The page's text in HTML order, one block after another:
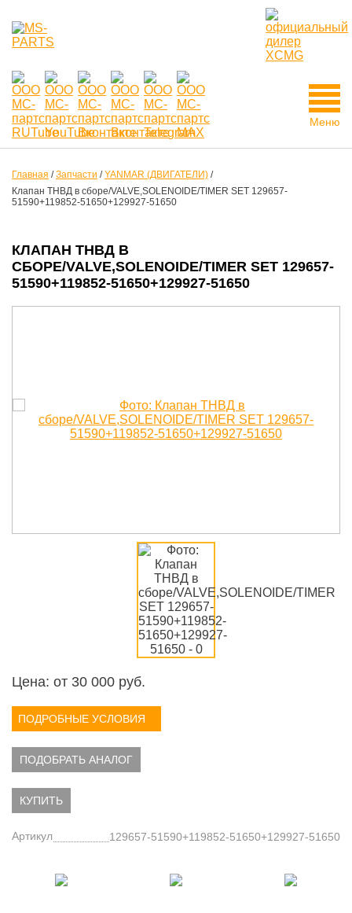
Меню
Главная /Запчасти /YANMAR (ДВИГАТЕЛИ) /
Клапан ТНВД в сборе/VALVE,SOLENOIDE/TIMER SET 129657-
51590+119852-51650+129927-51650
КЛАПАН ТНВД В
СБОРЕ/VALVE,SOLENOIDE/TIMER SET 129657-
51590+119852-51650+129927-51650
Цена: от 30 000 руб.
ПОДРОБНЫЕ УСЛОВИЯ
ПОДОБРАТЬ АНАЛОГ
КУПИТЬ
Артикул 129657-51590+119852-51650+129927-51650